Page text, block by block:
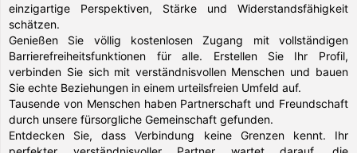
einzigartige Perspektiven, Stärke und Widerstandsfähigkeit
schätzen.
Genießen Sie völlig kostenlosen Zugang mit vollständigen
Barrierefreiheitsfunktionen für alle. Erstellen Sie Ihr Profil,
verbinden Sie sich mit verständnisvollen Menschen und bauen
Sie echte Beziehungen in einem urteilsfreien Umfeld auf.
Tausende von Menschen haben Partnerschaft und Freundschaft
durch unsere fürsorgliche Gemeinschaft gefunden.
Entdecken Sie, dass Verbindung keine Grenzen kennt. Ihr